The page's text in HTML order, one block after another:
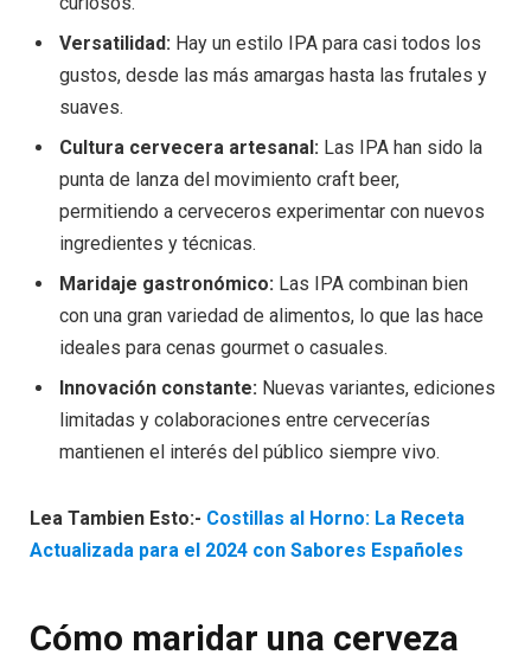
Versatilidad: Hay un estilo IPA para casi todos los
gustos, desde las más amargas hasta las frutales y
suaves.
Cultura cervecera artesanal: Las IPA han sido la
punta de lanza del movimiento craft beer,
permitiendo a cerveceros experimentar con nuevos
ingredientes y técnicas.
Maridaje gastronómico: Las IPA combinan bien
con una gran variedad de alimentos, lo que las hace
ideales para cenas gourmet o casuales.
Innovación constante: Nuevas variantes, ediciones
limitadas y colaboraciones entre cervecerías
mantienen el interés del público siempre vivo.
Lea Tambien Esto:- Costillas al Horno: La Receta
Actualizada para el 2024 con Sabores Españoles
Cómo maridar una cerveza